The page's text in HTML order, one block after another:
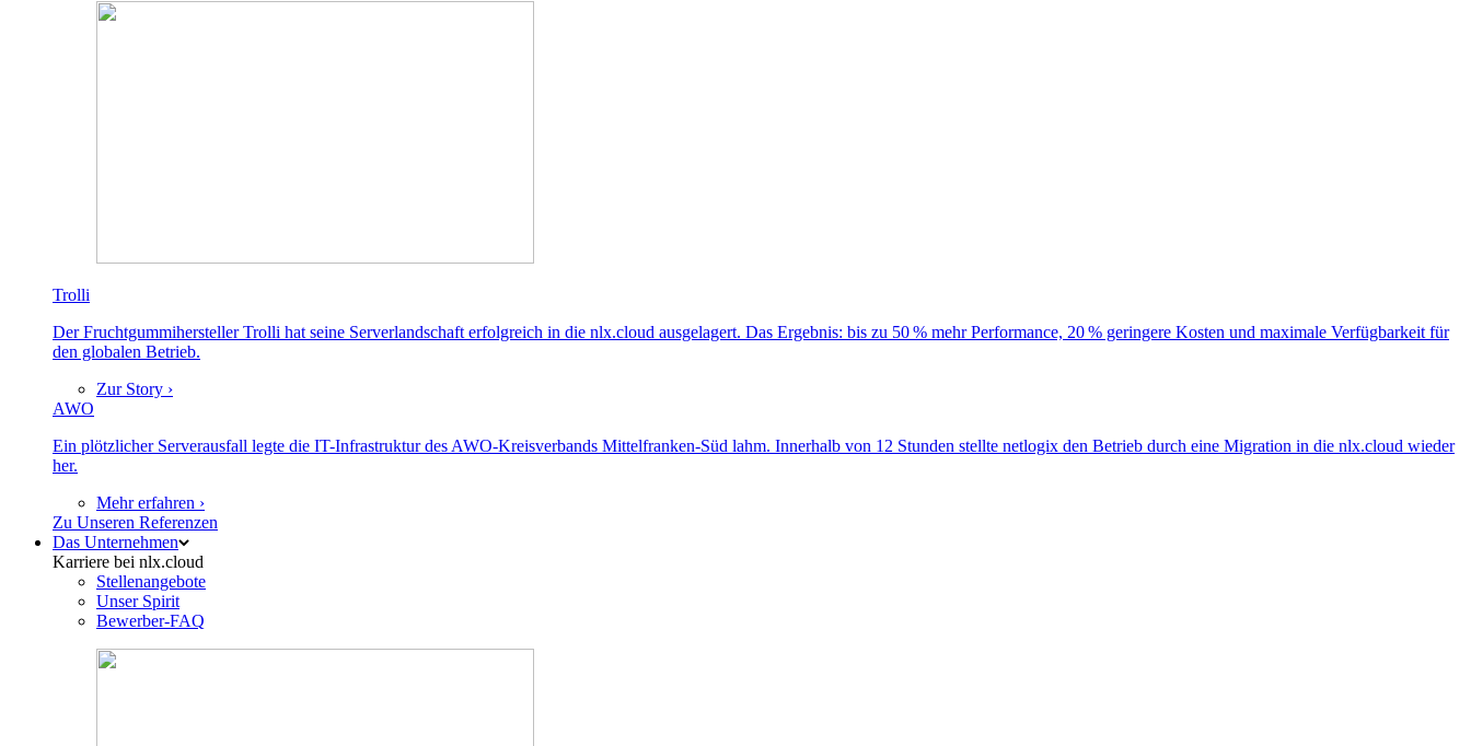
Trolli
Der Fruchtgummihersteller Trolli hat seine Serverlandschaft erfolgreich in die nlx.cloud ausgelagert. Das Ergebnis: bis zu 50 % mehr Performance, 20 % geringere Kosten und maximale Verfügbarkeit für
den globalen Betrieb.
Zur Story ›
AWO
Ein plötzlicher Serverausfall legte die IT-Infrastruktur des AWO-Kreisverbands Mittelfranken-Süd lahm. Innerhalb von 12 Stunden stellte netlogix den Betrieb durch eine Migration in die nlx.cloud wieder
her.
Mehr erfahren ›
Zu Unseren Referenzen
Das Unternehmen
Karriere bei nlx.cloud
Stellenangebote
Unser Spirit
Bewerber-FAQ